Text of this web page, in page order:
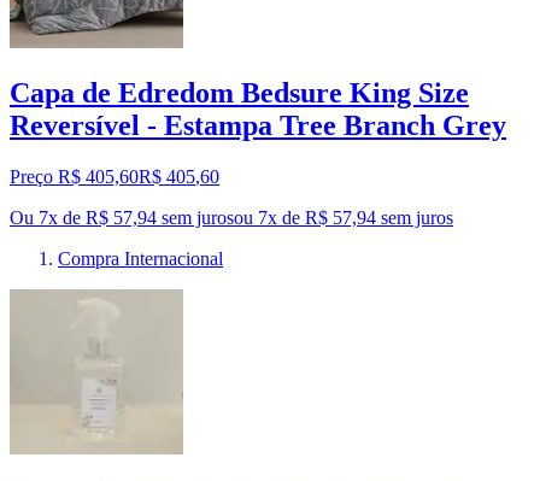
Capa de Edredom Bedsure King Size
Reversível - Estampa Tree Branch Grey
Preço R$ 405,60R$ 405,60
Ou 7x de R$ 57,94 sem jurosou 7x de R$ 57,94 sem juros
Compra Internacional